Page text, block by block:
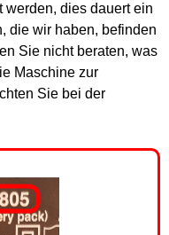
werden, dies dauert ein
die wir haben, befinden
Sie nicht beraten, was
Maschine zur
Sie bei der